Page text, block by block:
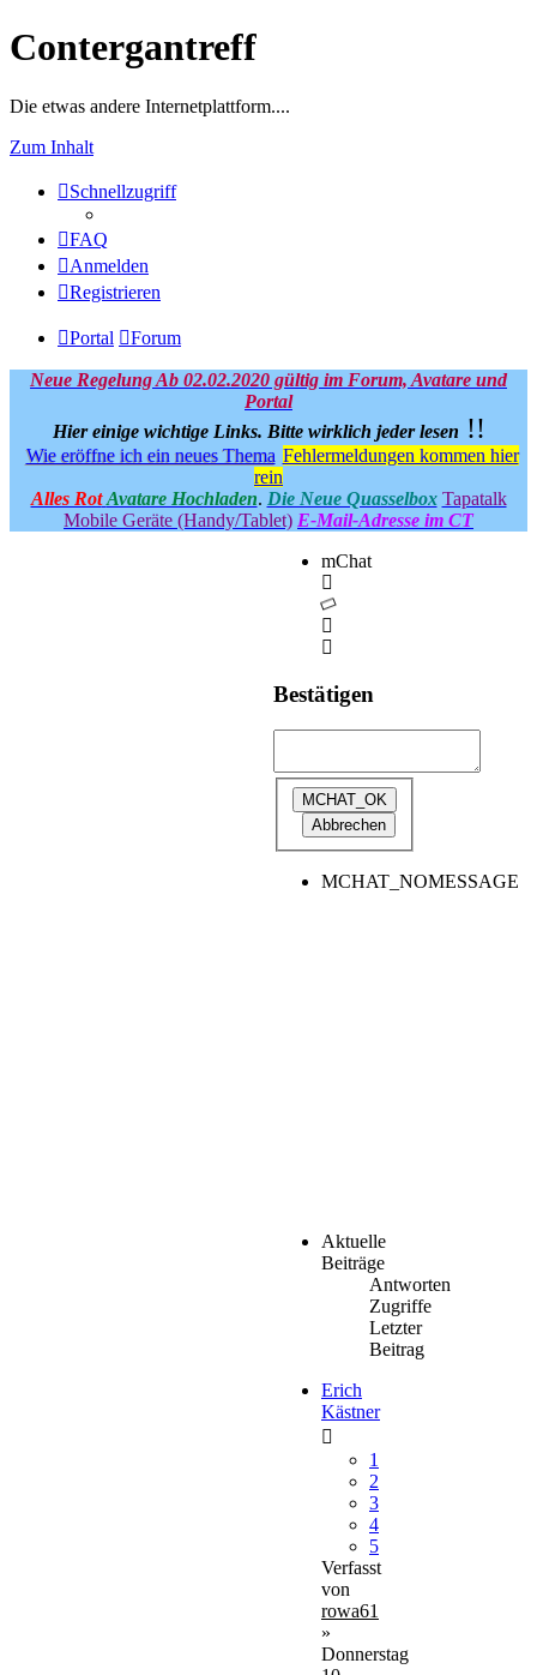
Contergantreff
Die etwas andere Internetplattform....
Zum Inhalt
Schnellzugriff
FAQ
Anmelden
Registrieren
Portal Forum
Neue Regelung Ab 02.02.2020 gültig im Forum, Avatare und
Portal
Hier einige wichtige Links. Bitte wirklich jeder lesen !!
Wie eröffne ich ein neues Thema Fehlermeldungen kommen hier
rein
Alles Rot Avatare Hochladen. Die Neue Quasselbox Tapatalk
Mobile Geräte (Handy/Tablet) E-Mail-Adresse im CT
mChat
Bestätigen
MCHAT_NOMESSAGE
Aktuelle
Beiträge
Antworten
Zugriffe
Letzter
Beitrag
Erich
Kästner
1
2
3
4
5
Verfasst
von
rowa61
»
Donnerstag